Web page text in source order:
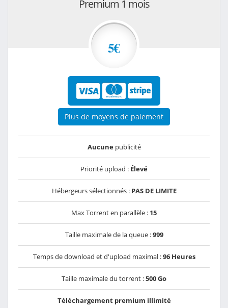
Premium 1 mois
5€
Plus de moyens de paiement
Aucunepublicité
Priorité upload : Élevé
Hébergeurs sélectionnés : PAS DE LIMITE
Max Torrent en parallèle : 15
Taille maximale de la queue :999
Temps de download et d'upload maximal :96 Heures
Taille maximale du torrent :500 Go
Téléchargement premium illimité